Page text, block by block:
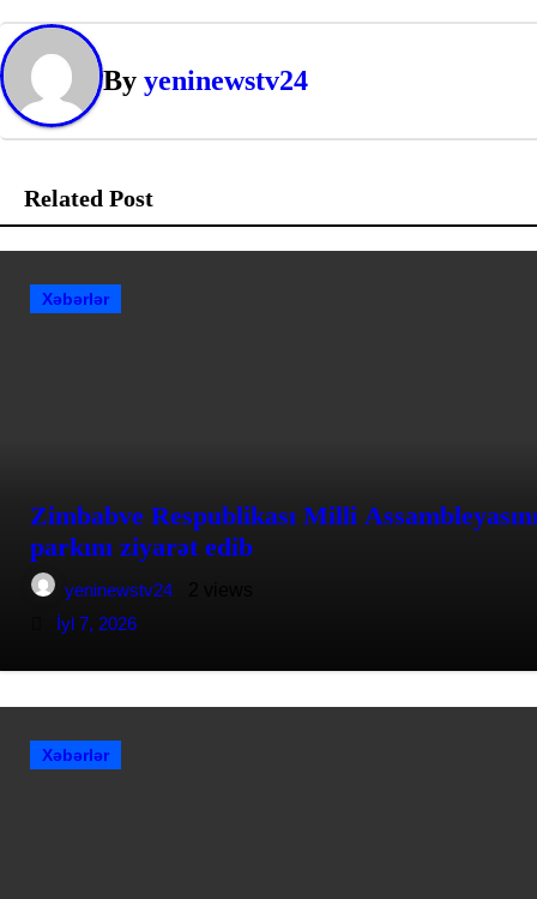
By yeninewstv24
Related Post
Xəbərlər
Zimbabve Respublikası Milli
parkını ziyarət edib
yeninewstv24
İyl 7, 2026
Xəbərlər